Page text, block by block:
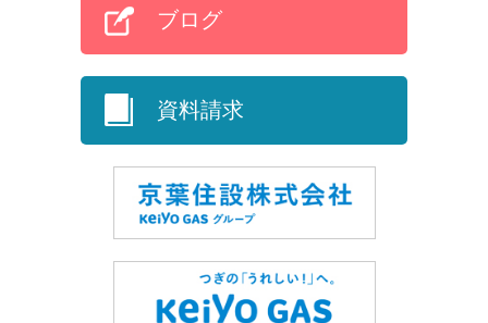
ブログ
資料請求